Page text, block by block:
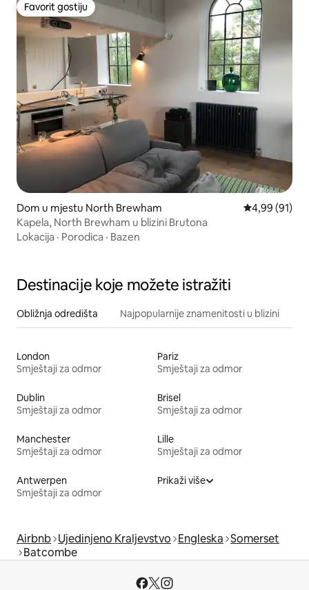
Favorit gostiju
Favorit gostiju
Dom u mjestu North Brewham Prosječna
4,99 (91)
Kapela, North Brewham u blizini Brutona
Lokacija · Porodica · Bazen
Destinacije koje možete istražiti
Obližnja odredišta Najpopularnije znamenitosti u blizini
London
Smještaji za odmor
Pariz
Smještaji za odmor
Dublin
Smještaji za odmor
Brisel
Smještaji za odmor
Manchester
Smještaji za odmor
Lille
Smještaji za odmor
Antwerpen
Smještaji za odmor
Prikaži više
Airbnb Ujedinjeno Kraljevstvo Engleska Somerset
Batcombe